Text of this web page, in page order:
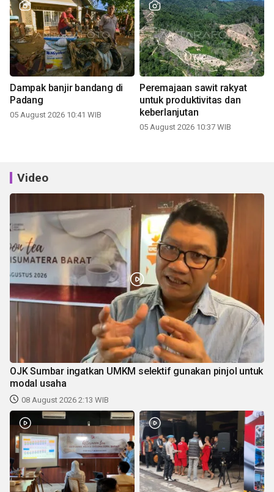
Dampak banjir bandang di
Padang
05 August 2026 10:41 WIB
Peremajaan sawit rakyat
untuk produktivitas dan
keberlanjutan
05 August 2026 10:37 WIB
Video
OJK Sumbar ingatkan UMKM selektif gunakan pinjol untuk
modal usaha
08 August 2026 2:13 WIB